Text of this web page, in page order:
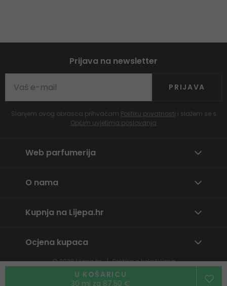
U KOŠARICU
30 ml za 87,50 €
Prijava na newsletter
PRIJAVA
Slanjem ovog obrasca prihvaćam Politiku privatnosti i slažem se s
Općim uvjetima poslovanja
Web parfumerija
O nama
Kupnja na Lijepa.hr
Ocjena kupaca
© 2026Lijepa.hr
Politika o kolačićima
Prijavite neprikladan sadržaj
By wpj.cz